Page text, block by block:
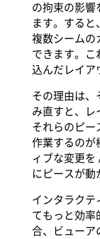
の拘束の影響
ます。すると
複数シームの
できます。こ
込んだレイア
その理由は、
み直すと、レ
それらのピー
作業するのが
ィブな変更を
にピースが動
インタラクテ
てもっと効率
合、ビューア